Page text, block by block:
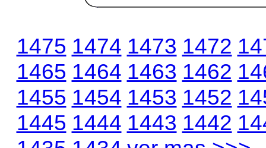
1475 1474 1473 1472
1465 1464 1463 1462
1455 1454 1453 1452
1445 1444 1443 1442